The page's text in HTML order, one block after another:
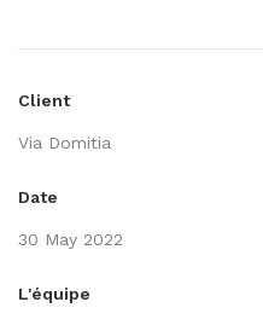
Client
Via Domitia
Date
30 May 2022
L'équipe